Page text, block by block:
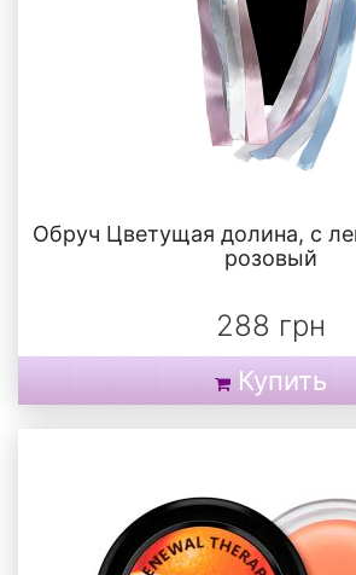
Обруч Цветущая долина, с
розовый
288 грн
Купить